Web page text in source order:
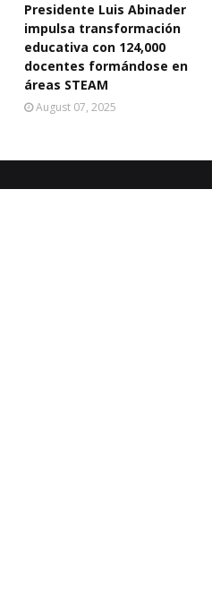
Presidente Luis Abinader
impulsa transformación
educativa con 124,000
docentes formándose en
áreas STEAM
August 07, 2025